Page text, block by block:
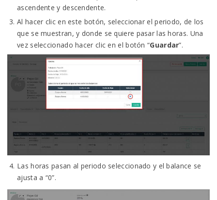
ascendente y descendente.
Al hacer clic en este botón, seleccionar el periodo, de los
que se muestran, y donde se quiere pasar las horas. Una
vez seleccionado hacer clic en el botón “Guardar”.
Las horas pasan al periodo seleccionado y el balance se
ajusta a “0”.